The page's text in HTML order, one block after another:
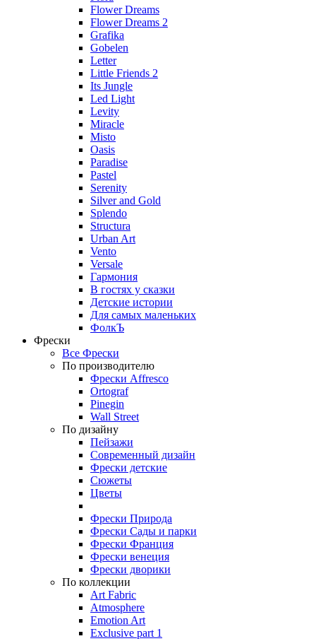
Flower Dreams
Flower Dreams 2
Grafika
Gobelen
Letter
Little Friends 2
Its Jungle
Led Light
Levity
Miracle
Misto
Oasis
Paradise
Pastel
Serenity
Silver and Gold
Splendo
Structura
Urban Art
Vento
Versale
Гармония
В гостях у сказки
Детские истории
Для самых маленьких
ФолкЪ
Фрески
Все Фрески
По производителю
Фрески Affresco
Ortograf
Pinegin
Wall Street
По дизайну
Пейзажи
Современный дизайн
Фрески детские
Сюжеты
Цветы
Фрески Природа
Фрески Сады и парки
Фрески Франция
Фрески венеция
Фрески дворики
По коллекции
Art Fabric
Atmosphere
Emotion Art
Exclusive part 1